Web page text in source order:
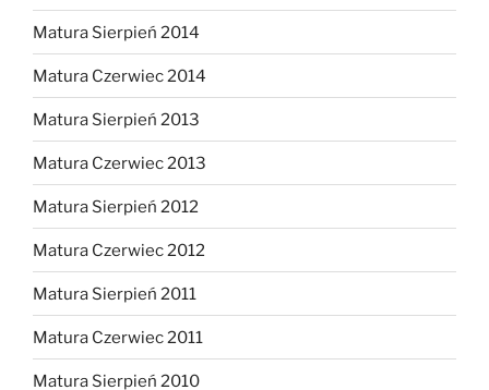
Matura Sierpień 2014
Matura Czerwiec 2014
Matura Sierpień 2013
Matura Czerwiec 2013
Matura Sierpień 2012
Matura Czerwiec 2012
Matura Sierpień 2011
Matura Czerwiec 2011
Matura Sierpień 2010